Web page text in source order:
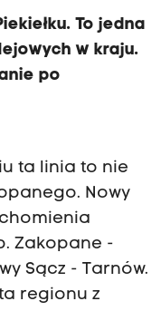
To jedna
w kraju.
po
ta linia to nie
Nowy
Zakopane -
Sącz - Tarnów.
regionu z